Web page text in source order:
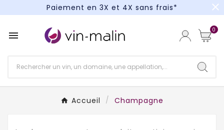
Paiement en 3X et 4X sans frais*
Paiement en 3X et 4X sans frais*
close
 0
Accueil Champagne